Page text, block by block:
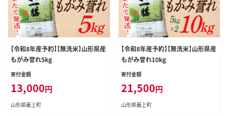
【令和8年産予約】【無洗米】山形県産
もがみ誉れ5kg
寄付金額
13,000円
山形県最上町
【令和8年産予約】【無洗米】山形県産
もがみ誉れ10kg
寄付金額
21,500円
山形県最上町